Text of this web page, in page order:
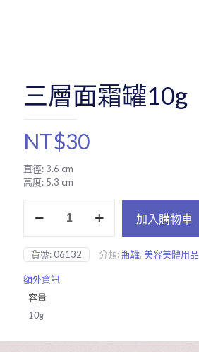
三層面霜罐10g
NT$30
直徑: 3.6 cm
高度: 5.3 cm
霜
罐
10g
數
量
加入購物車
貨號:06132 分類:瓶罐, 美容美體用品
額外資訊
容量
10g